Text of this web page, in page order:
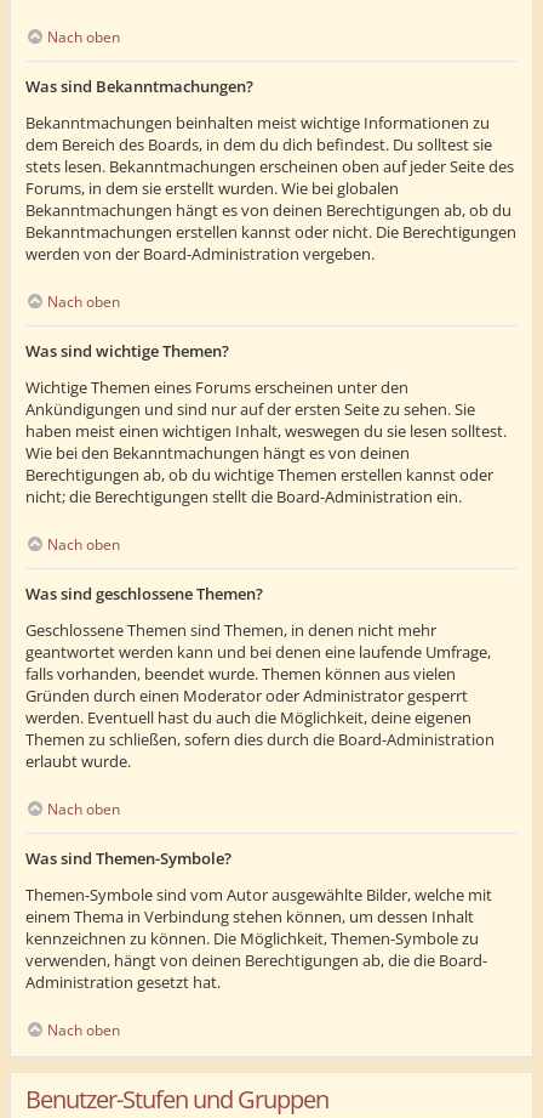
Nach oben
Was sind Bekanntmachungen?
Bekanntmachungen beinhalten meist wichtige Informationen zu
dem Bereich des Boards, in dem du dich befindest. Du solltest sie
stets lesen. Bekanntmachungen erscheinen oben auf jeder Seite des
Forums, in dem sie erstellt wurden. Wie bei globalen
Bekanntmachungen hängt es von deinen Berechtigungen ab, ob du
Bekanntmachungen erstellen kannst oder nicht. Die Berechtigungen
werden von der Board-Administration vergeben.
Nach oben
Was sind wichtige Themen?
Wichtige Themen eines Forums erscheinen unter den
Ankündigungen und sind nur auf der ersten Seite zu sehen. Sie
haben meist einen wichtigen Inhalt, weswegen du sie lesen solltest.
Wie bei den Bekanntmachungen hängt es von deinen
Berechtigungen ab, ob du wichtige Themen erstellen kannst oder
nicht; die Berechtigungen stellt die Board-Administration ein.
Nach oben
Was sind geschlossene Themen?
Geschlossene Themen sind Themen, in denen nicht mehr
geantwortet werden kann und bei denen eine laufende Umfrage,
falls vorhanden, beendet wurde. Themen können aus vielen
Gründen durch einen Moderator oder Administrator gesperrt
werden. Eventuell hast du auch die Möglichkeit, deine eigenen
Themen zu schließen, sofern dies durch die Board-Administration
erlaubt wurde.
Nach oben
Was sind Themen-Symbole?
Themen-Symbole sind vom Autor ausgewählte Bilder, welche mit
einem Thema in Verbindung stehen können, um dessen Inhalt
kennzeichnen zu können. Die Möglichkeit, Themen-Symbole zu
verwenden, hängt von deinen Berechtigungen ab, die die Board-
Administration gesetzt hat.
Nach oben
Benutzer-Stufen und Gruppen